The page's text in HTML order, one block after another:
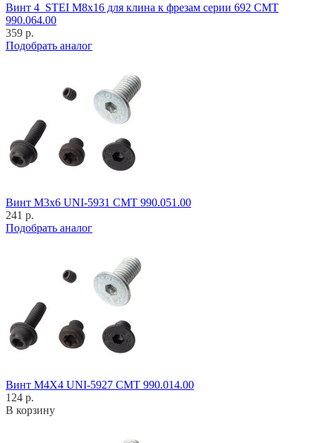
Винт 4_STEI M8x16 для клина к фрезам серии 692 CMT
990.064.00
359 р.
Подобрать аналог
Винт M3x6 UNI-5931 CMT 990.051.00
241 р.
Подобрать аналог
Винт M4X4 UNI-5927 CMT 990.014.00
124 р.
В корзину